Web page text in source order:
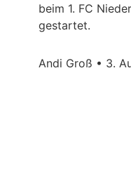
beim 1. FC
gestartet.
Andi Groß 3.